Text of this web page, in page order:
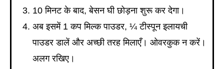
10 मिनट के बाद, बेसन घी छोड़ना शुरू कर देगा।
अब इसमें 1 कप मिल्क पाउडर, ¼ टीस्पून इलायची
पाउडर डालें और अच्छी तरह मिलाएँ। ओवरकुक न करें।
अलग रखिए।